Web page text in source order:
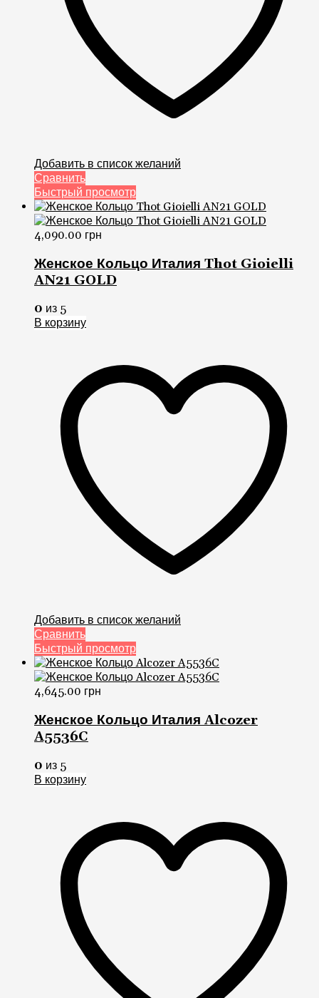
Добавить в список желаний
Сравнить
Быстрый просмотр
4,090.00 грн
Женское Кольцо Италия Thot Gioielli
AN21 GOLD
0 из 5
В корзину
Добавить в список желаний
Сравнить
Быстрый просмотр
4,645.00 грн
Женское Кольцо Италия Alcozer
A5536C
0 из 5
В корзину